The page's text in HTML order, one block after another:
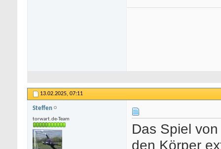
13.02.2025, 07:11
Steffen
torwart.de-Team
Das Spiel
den Körper